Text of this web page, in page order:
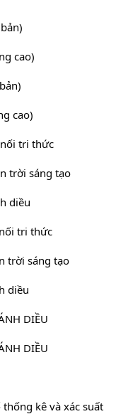
cao)
cao)
nối tri thức
trời sáng tạo
diều
tri thức
trời sáng tạo
diều
DIỀU
DIỀU
kê và xác suất